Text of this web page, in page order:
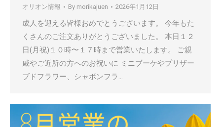
オリオン情報 By morikajuen 2026年1月12日
成人を迎える皆様おめでとうございます。 今年もた
くさんのご注文ありがとうございました。 本日１２
日(月祝)１０時〜１７時まで営業いたします。 ご親
戚やご近所の方へのお祝いに ミニブーケやプリザー
ブドフラワー、シャボンフラ…